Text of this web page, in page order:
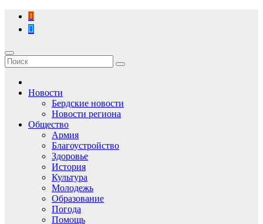
Перейти
содержимому
Новости
Бердские новости
Новости региона
Общество
Армия
Благоустройство
Здоровье
История
Культура
Молодежь
Образование
Погода
Помощь